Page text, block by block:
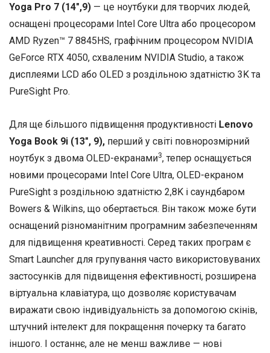
Yoga Pro 7 (14″,9) — це ноутбуки для творчих людей,
оснащені процесорами Intel Core Ultra або процесором
AMD Ryzen™ 7 8845HS, графічним процесором NVIDIA
GeForce RTX 4050, схваленим NVIDIA Studio, а також
дисплеями LCD або OLED з роздільною здатністю 3K та
PureSight Pro.
Для ще більшого підвищення продуктивності Lenovo
Yoga Book 9i (13″, 9), перший у світі повнорозмірний
ноутбук з двома OLED-екранами3, тепер оснащується
новими процесорами Intel Core Ultra, OLED-екраном
PureSight з роздільною здатністю 2,8K і саундбаром
Bowers & Wilkins, що обертається. Він також може бути
оснащений різноманітним програмним забезпеченням
для підвищення креативності. Серед таких програм є
Smart Launcher для групування часто використовуваних
застосунків для підвищення ефективності, розширена
віртуальна клавіатура, що дозволяє користувачам
виражати свою індивідуальність за допомогою скінів,
штучний інтелект для покращення почерку та багато
іншого. І останнє, але не менш важливе — нові